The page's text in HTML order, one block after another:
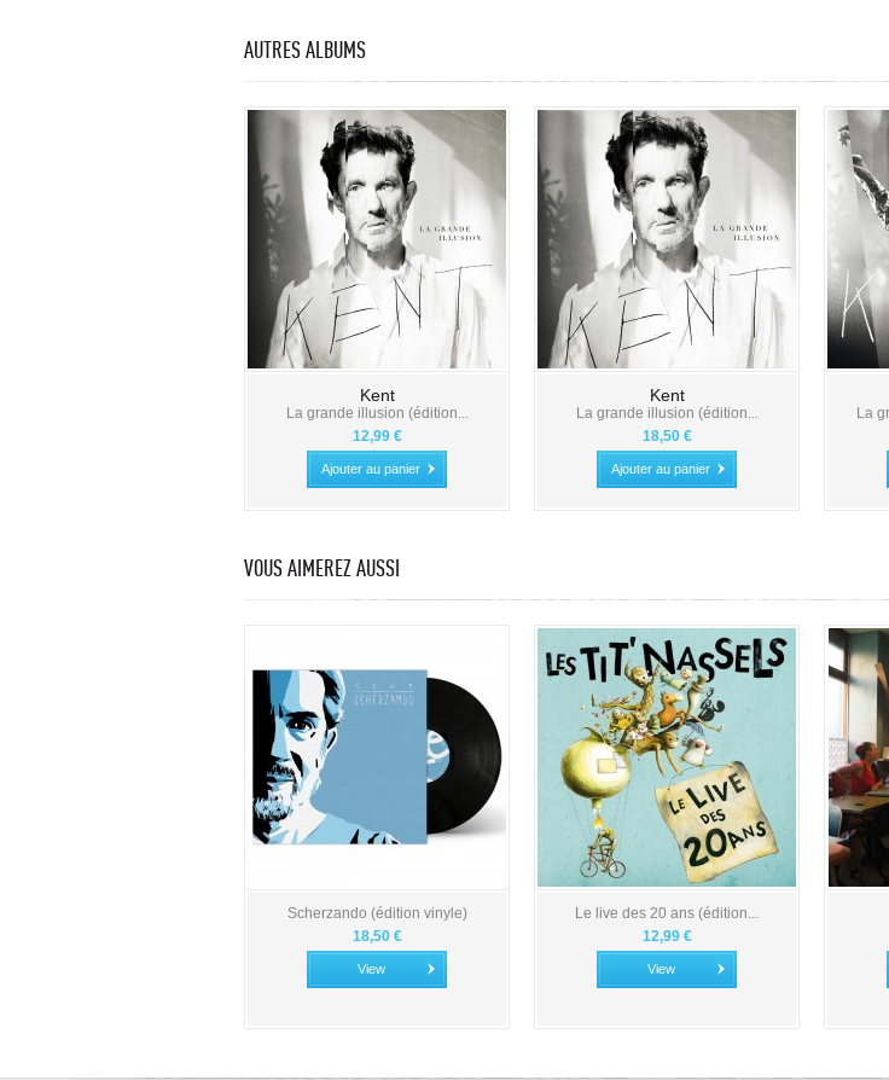
AUTRES ALBUMS
Kent
La grande illusion (édition...
12,99 €
Ajouter au panier
Kent
La grande illusion (édition...
18,50 €
Ajouter au panier
La
VOUS AIMEREZ AUSSI
Scherzando (édition vinyle)
18,50 €
View
Le live des 20 ans (édition...
12,99 €
View